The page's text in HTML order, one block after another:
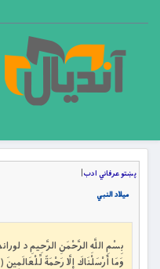
پښتو عرفاني ادب|
میلاد النبي
بِسْمِ اللَّهِ الرَّحْمَنِ الرَّحِيمِ د